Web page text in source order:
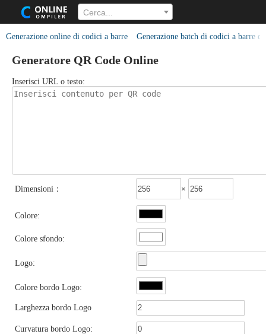
Cerca...
Generazione online di codici a barre Generazione batch di codici a barre
Generatore QR Code Online
Inserisci URL o testo:
Dimensioni： ×
Colore:
Colore sfondo:
Logo:
Colore bordo Logo:
Larghezza bordo Logo
Curvatura bordo Logo: